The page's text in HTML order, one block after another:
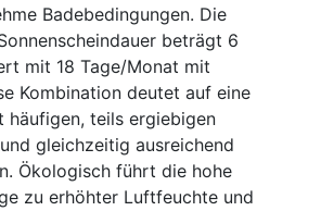
Badebedingungen. Die
beträgt 6
mit 18 Tage/Monat mit
Kombination deutet auf eine
häufigen, teils ergiebigen
gleichzeitig ausreichend
Ökologisch führt die hohe
zu erhöhter Luftfeuchte und